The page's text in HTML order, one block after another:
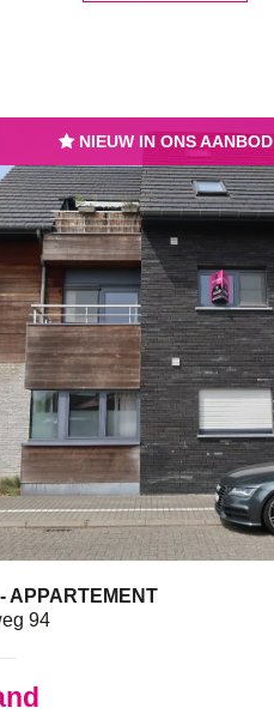
NIEUW IN ONS AANBOD
2
APPARTEMENT
94